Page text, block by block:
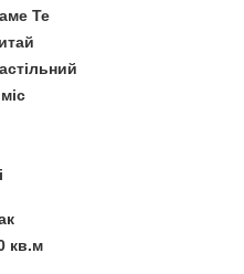
Те
кв.м